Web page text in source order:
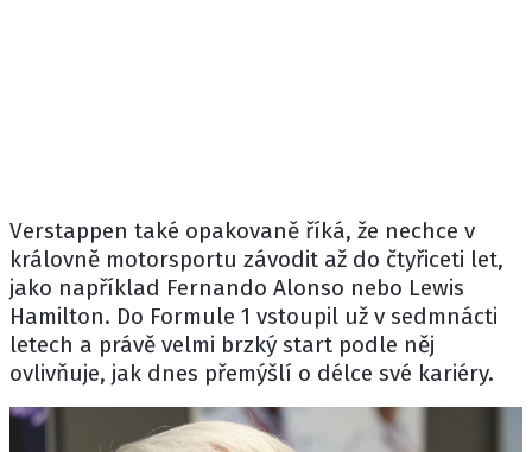
Verstappen také opakovaně říká, že nechce v
královně motorsportu závodit až do čtyřiceti let,
jako například Fernando Alonso nebo Lewis
Hamilton. Do Formule 1 vstoupil už v sedmnácti
letech a právě velmi brzký start podle něj
ovlivňuje, jak dnes přemýšlí o délce své kariéry.